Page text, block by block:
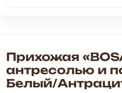
Прихожая
антресолью и
Белый/